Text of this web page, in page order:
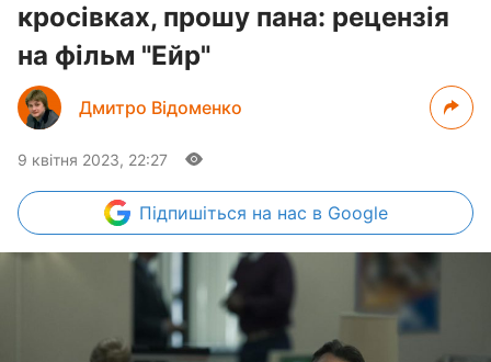
кросівках, прошу пана: рецензія
на фільм "Ейр"
Дмитро Відоменко
9 квітня 2023, 22:27
Підпишіться на нас в Google